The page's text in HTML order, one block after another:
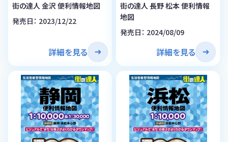
街の達人 金沢 便利情報地図
発売日： 2023/12/22
詳細を見る
街の達人 長野 松本 便利情報
地図
発売日： 2024/08/09
詳細を見る